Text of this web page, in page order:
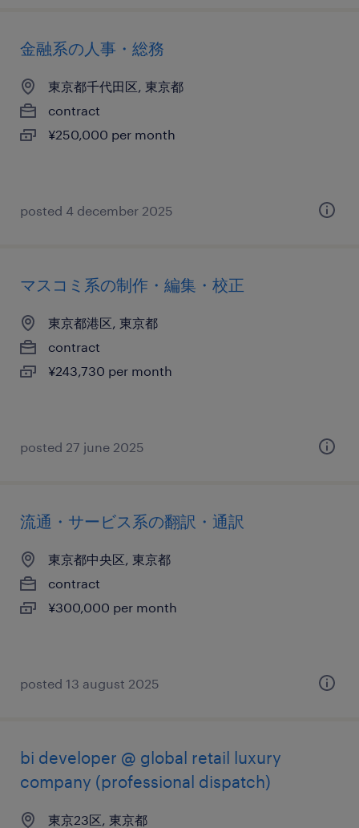
金融系の人事・総務
東京都千代田区, 東京都
contract
¥250,000 per month
posted 4 december 2025
マスコミ系の制作・編集・校正
東京都港区, 東京都
contract
¥243,730 per month
posted 27 june 2025
流通・サービス系の翻訳・通訳
東京都中央区, 東京都
contract
¥300,000 per month
posted 13 august 2025
bi developer @ global retail luxury
company (professional dispatch)
東京23区, 東京都